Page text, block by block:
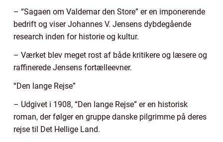
– “Sagaen om Valdemar den Store” er en imponerende
bedrift og viser Johannes V. Jensens dybdegående
research inden for historie og kultur.
– Værket blev meget rost af både kritikere og læsere og
raffinerede Jensens fortælleevner.
“Den lange Rejse”
– Udgivet i 1908, “Den lange Rejse” er en historisk
roman, der følger en gruppe danske pilgrimme på deres
rejse til Det Hellige Land.